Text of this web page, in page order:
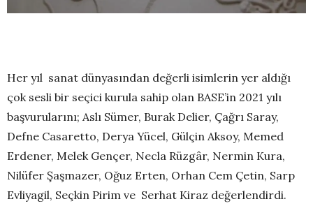
Her yıl sanat dünyasından değerli isimlerin yer aldığı
çok sesli bir seçici kurula sahip olan BASE’in 2021 yılı
başvurularını; Aslı Sümer, Burak Delier, Çağrı Saray,
Defne Casaretto, Derya Yücel, Gülçin Aksoy, Memed
Erdener, Melek Gençer, Necla Rüzgâr, Nermin Kura,
Nilüfer Şaşmazer, Oğuz Erten, Orhan Cem Çetin, Sarp
Evliyagil, Seçkin Pirim ve Serhat Kiraz değerlendirdi.